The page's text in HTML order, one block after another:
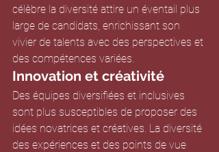
célèbre la diversité attire un éventail plus
large de candidats, enrichissant son
vivier de talents avec des perspectives et
des compétences variées.
Innovation et créativité
Des équipes diversifiées et inclusives
sont plus susceptibles de proposer des
idées novatrices et créatives. La diversité
des expériences et des points de vue